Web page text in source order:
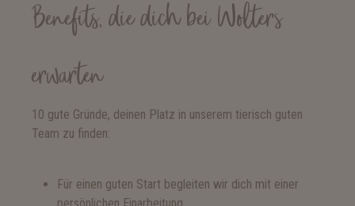
Benefits, die dich bei Wolters
erwarten
10 gute Gründe, deinen Platz in unserem tierisch guten
Team zu finden:
Für einen guten Start begleiten wir dich mit einer